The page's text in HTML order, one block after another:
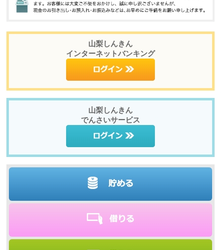
山梨しんきん
インターネットバンキング
山梨しんきん
でんさいサービス